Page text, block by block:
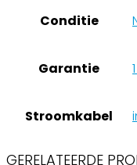
Conditie
Garantie
Stroomkabel
GERELATEERDE